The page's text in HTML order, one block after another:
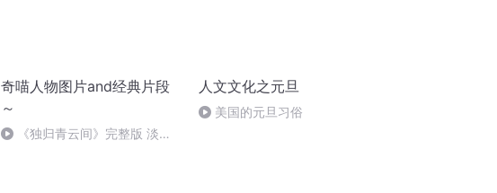
奇喵人物图片and经典片段
～
《独归青云间》完整版 淡淡
人文文化之元旦
美国的元旦习俗